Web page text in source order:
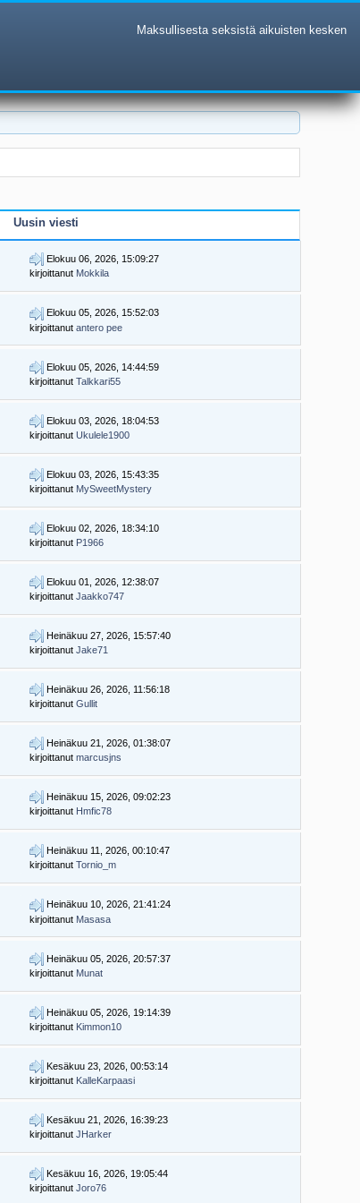
Maksullisesta seksistä aikuisten kesken
Uusin viesti
Elokuu 06, 2026, 15:09:27
kirjoittanut Mokkila
Elokuu 05, 2026, 15:52:03
kirjoittanutantero pee
Elokuu 05, 2026, 14:44:59
kirjoittanutTalkkari55
Elokuu 03, 2026, 18:04:53
kirjoittanutUkulele1900
Elokuu 03, 2026, 15:43:35
kirjoittanut MySweetMystery
Elokuu 02, 2026, 18:34:10
kirjoittanut P1966
Elokuu 01, 2026, 12:38:07
kirjoittanutJaakko747
Heinäkuu 27, 2026, 15:57:40
kirjoittanutJake71
Heinäkuu 26, 2026, 11:56:18
kirjoittanutGullit
Heinäkuu 21, 2026, 01:38:07
kirjoittanutmarcusjns
Heinäkuu 15, 2026, 09:02:23
kirjoittanut Hmfic78
Heinäkuu 11, 2026, 00:10:47
kirjoittanutTornio_m
Heinäkuu 10, 2026, 21:41:24
kirjoittanut Masasa
Heinäkuu 05, 2026, 20:57:37
kirjoittanut Munat
Heinäkuu 05, 2026, 19:14:39
kirjoittanut Kimmon10
Kesäkuu 23, 2026, 00:53:14
kirjoittanut KalleKarpaasi
Kesäkuu 21, 2026, 16:39:23
kirjoittanutJHarker
Kesäkuu 16, 2026, 19:05:44
kirjoittanutJoro76